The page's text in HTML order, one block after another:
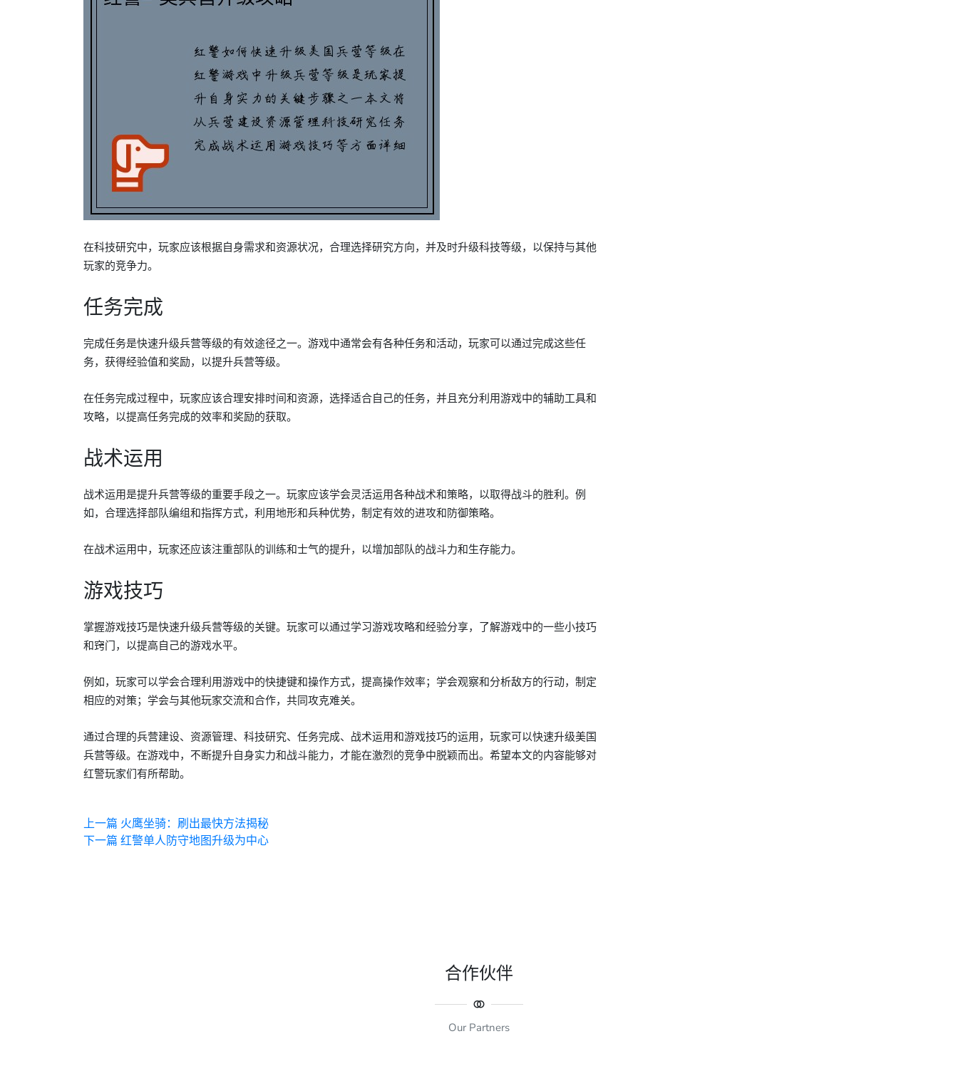
在科技研究中，玩家应该根据自身需求和资源状况，合理选择研究方向，并及时升级科技等级，以保持与其他
玩家的竞争力。
任务完成
完成任务是快速升级兵营等级的有效途径之一。游戏中通常会有各种任务和活动，玩家可以通过完成这些任
务，获得经验值和奖励，以提升兵营等级。
在任务完成过程中，玩家应该合理安排时间和资源，选择适合自己的任务，并且充分利用游戏中的辅助工具和
攻略，以提高任务完成的效率和奖励的获取。
战术运用
战术运用是提升兵营等级的重要手段之一。玩家应该学会灵活运用各种战术和策略，以取得战斗的胜利。例
如，合理选择部队编组和指挥方式，利用地形和兵种优势，制定有效的进攻和防御策略。
在战术运用中，玩家还应该注重部队的训练和士气的提升，以增加部队的战斗力和生存能力。
游戏技巧
掌握游戏技巧是快速升级兵营等级的关键。玩家可以通过学习游戏攻略和经验分享，了解游戏中的一些小技巧
和窍门，以提高自己的游戏水平。
例如，玩家可以学会合理利用游戏中的快捷键和操作方式，提高操作效率；学会观察和分析敌方的行动，制定
相应的对策；学会与其他玩家交流和合作，共同攻克难关。
通过合理的兵营建设、资源管理、科技研究、任务完成、战术运用和游戏技巧的运用，玩家可以快速升级美国
兵营等级。在游戏中，不断提升自身实力和战斗能力，才能在激烈的竞争中脱颖而出。希望本文的内容能够对
红警玩家们有所帮助。
上一篇 火鹰坐骑：刷出最快方法揭秘
下一篇 红警单人防守地图升级为中心
合作伙伴
Our Partners